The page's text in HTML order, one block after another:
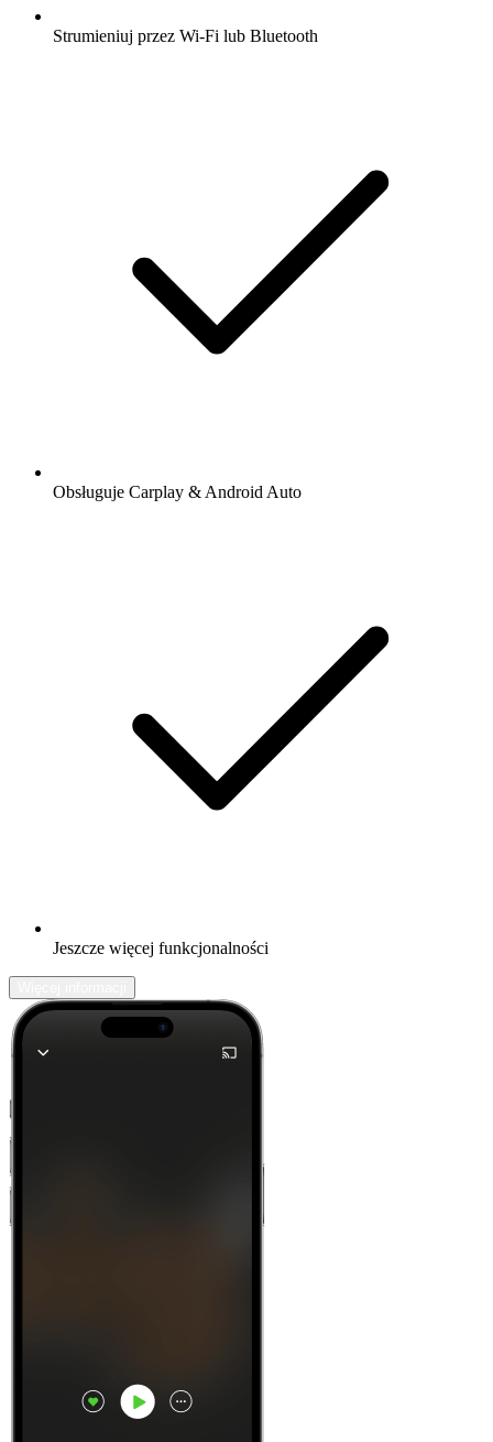
Strumieniuj przez Wi-Fi lub Bluetooth
Obsługuje Carplay & Android Auto
Jeszcze więcej funkcjonalności